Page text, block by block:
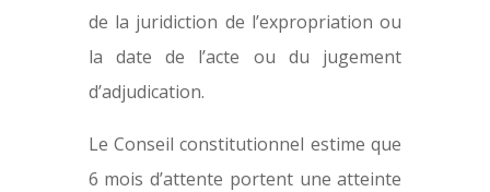
de la juridiction de l’expropriation ou
la date de l’acte ou du jugement
d’adjudication.
Le Conseil constitutionnel estime que
6 mois d’attente portent une atteinte